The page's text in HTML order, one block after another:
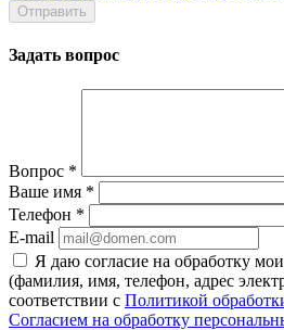
Задать вопрос
Вопрос *
Ваше имя *
Телефон *
E-mail
Я даю согласие на обработку
(фамилия, имя, телефон, адрес
соответствии с Политикой
Согласием на обработку